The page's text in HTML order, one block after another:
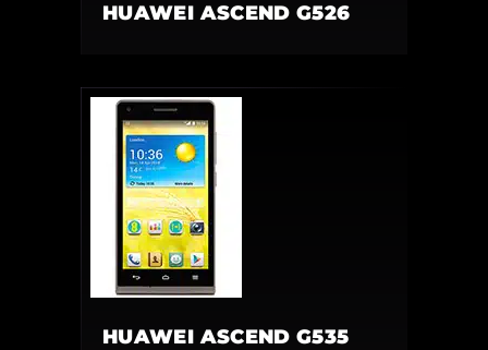
HUAWEI ASCEND G526
HUAWEI ASCEND G535